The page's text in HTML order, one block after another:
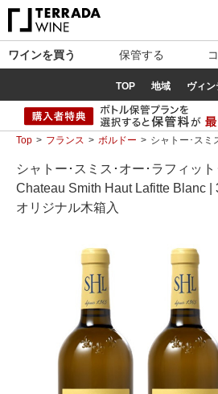
ワインを買う 保管する
TOP 地域 ヴィ
Top フランス ボルドー シャトー･スミ
シャトー･スミス･オー･ラフィッ
Chateau Smith Haut Lafitte Blanc |
オリジナル木箱入